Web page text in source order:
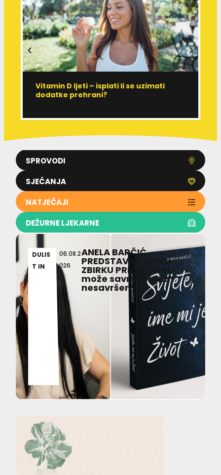
SPROVODI
SJEĆANJA
NATJEČAJI
DEŽURNE LJEKARNE
Vitamin D ljeti – isplati li se uzimati
dodatke prehrani?
DULIS
T IN
06.08.2
026
ANELA BARČIĆ
PREDSTAVILA NOVU
ZBIRKU PRIČA ‘Život
može savršeno biti
nesavršen’